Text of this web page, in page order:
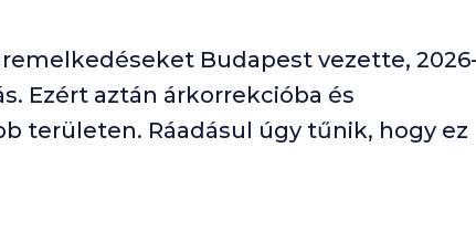
Budapest vezette, 2026-
Ezért aztán árkorrekcióba és
területen. Ráadásul úgy tűnik, hogy ez